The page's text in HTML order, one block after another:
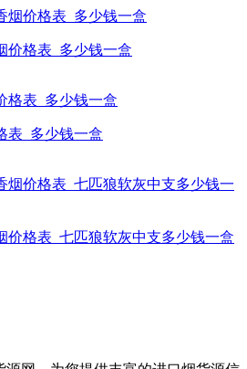
价格表_多少钱一盒
表_多少钱一盒
价格表_七匹狼软灰中支多少钱一盒